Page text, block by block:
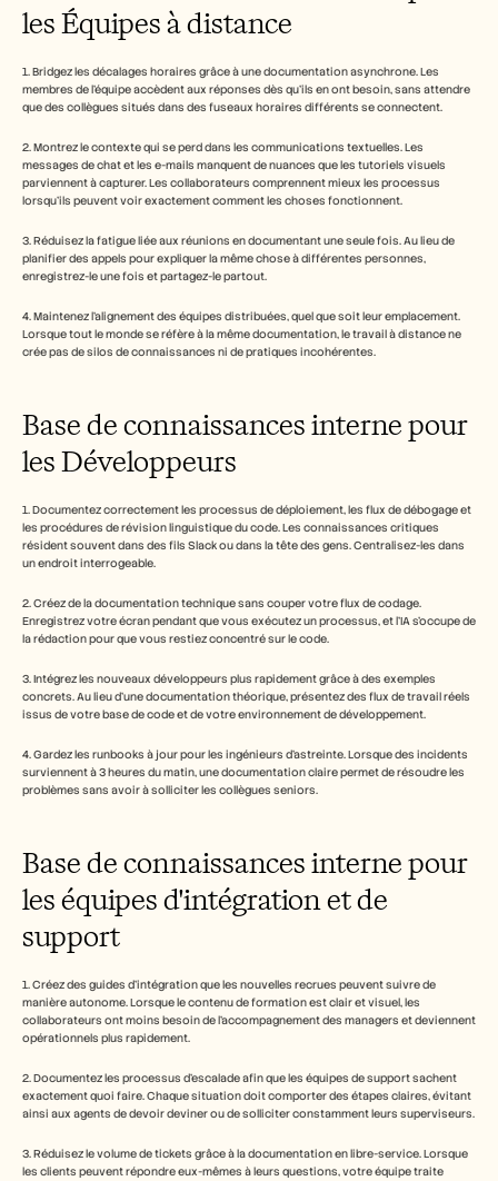
les Équipes à distance
1. Bridgez les décalages horaires grâce à une documentation asynchrone. Les
membres de l'équipe accèdent aux réponses dès qu'ils en ont besoin, sans attendre
que des collègues situés dans des fuseaux horaires différents se connectent.
2. Montrez le contexte qui se perd dans les communications textuelles. Les
messages de chat et les e-mails manquent de nuances que les tutoriels visuels
parviennent à capturer. Les collaborateurs comprennent mieux les processus
lorsqu'ils peuvent voir exactement comment les choses fonctionnent.
3. Réduisez la fatigue liée aux réunions en documentant une seule fois. Au lieu de
planifier des appels pour expliquer la même chose à différentes personnes,
enregistrez-le une fois et partagez-le partout.
4. Maintenez l'alignement des équipes distribuées, quel que soit leur emplacement.
Lorsque tout le monde se réfère à la même documentation, le travail à distance ne
crée pas de silos de connaissances ni de pratiques incohérentes.
Base de connaissances interne pour
les Développeurs
1. Documentez correctement les processus de déploiement, les flux de débogage et
les procédures de révision linguistique du code. Les connaissances critiques
résident souvent dans des fils Slack ou dans la tête des gens. Centralisez-les dans
un endroit interrogeable.
2. Créez de la documentation technique sans couper votre flux de codage.
Enregistrez votre écran pendant que vous exécutez un processus, et l'IA s'occupe de
la rédaction pour que vous restiez concentré sur le code.
3. Intégrez les nouveaux développeurs plus rapidement grâce à des exemples
concrets. Au lieu d'une documentation théorique, présentez des flux de travail réels
issus de votre base de code et de votre environnement de développement.
4. Gardez les runbooks à jour pour les ingénieurs d'astreinte. Lorsque des incidents
surviennent à 3 heures du matin, une documentation claire permet de résoudre les
problèmes sans avoir à solliciter les collègues seniors.
Base de connaissances interne pour
les équipes d'intégration et de
support
1. Créez des guides d'intégration que les nouvelles recrues peuvent suivre de
manière autonome. Lorsque le contenu de formation est clair et visuel, les
collaborateurs ont moins besoin de l'accompagnement des managers et deviennent
opérationnels plus rapidement.
2. Documentez les processus d'escalade afin que les équipes de support sachent
exactement quoi faire. Chaque situation doit comporter des étapes claires, évitant
ainsi aux agents de devoir deviner ou de solliciter constamment leurs superviseurs.
3. Réduisez le volume de tickets grâce à la documentation en libre-service. Lorsque
les clients peuvent répondre eux-mêmes à leurs questions, votre équipe traite